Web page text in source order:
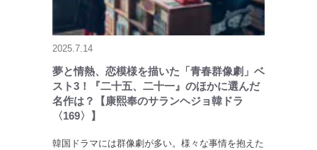
2025.7.14
夢と情熱、恋模様を描いた「青春群像劇」ベ
スト3！『二十五、二十一』のほかに選んだ
名作は？【康熙奉のサランヘジョ韓ドラ
〈169〉】
韓国ドラマには群像劇が多い。様々な事情を抱えた